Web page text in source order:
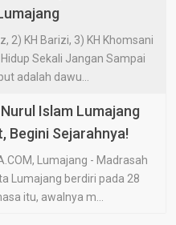
2) KH Barizi, 3) KH Khomsani
Sekali Jangan Sampai
adalah dawu...
Islam Lumajang
Begini Sejarahnya!
Lumajang - Madrasah
Lumajang berdiri pada 28
itu, awalnya m...